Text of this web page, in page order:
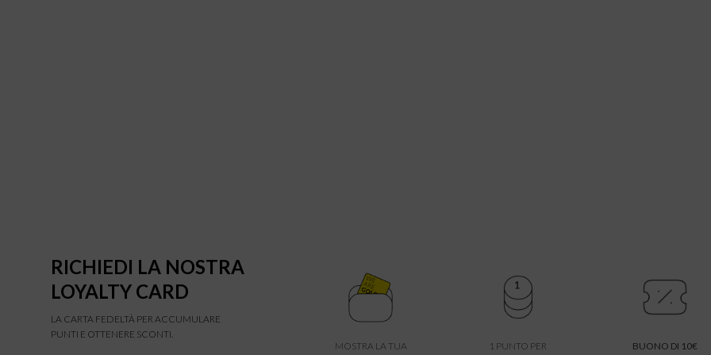
RICHIEDI LA NOSTRA
LOYALTY CARD
LA CARTA FEDELTÀ PER ACCUMULARE
PUNTI E OTTENERE SCONTI.
MOSTRA LA TUA
1 PUNTO PER BUONO DI 10€